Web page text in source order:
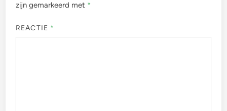
zijn gemarkeerd met *
REACTIE *